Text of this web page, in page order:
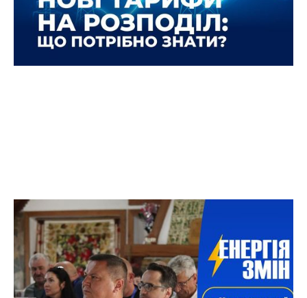
«Енергія змін»: як не проспати
енергетичний перехід | м.
Хмельницький
«Енергія змін» — це відкрита розмова бізнесу,
влади та енергетичних фахівців про те, як діяти
вже сьогодні, щоб знизити витрати, уникнути